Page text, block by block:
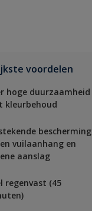
voordelen
hoge duurzaamheid
kleurbehoud
bescherming
vuilaanhang en
aanslag
regenvast (45